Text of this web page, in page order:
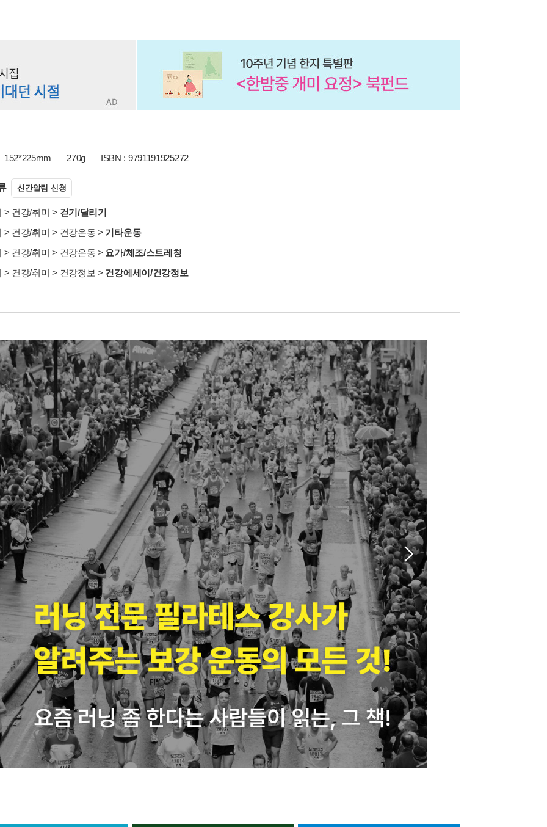
152*225mm 270g ISBN : 9791191925272
신간알림 신청
> 건강/취미 > 걷기/달리기
> 건강/취미 > 건강운동 > 기타운동
> 건강/취미 > 건강운동 > 요가/체조/스트레칭
> 건강/취미 > 건강정보 > 건강에세이/건강정보